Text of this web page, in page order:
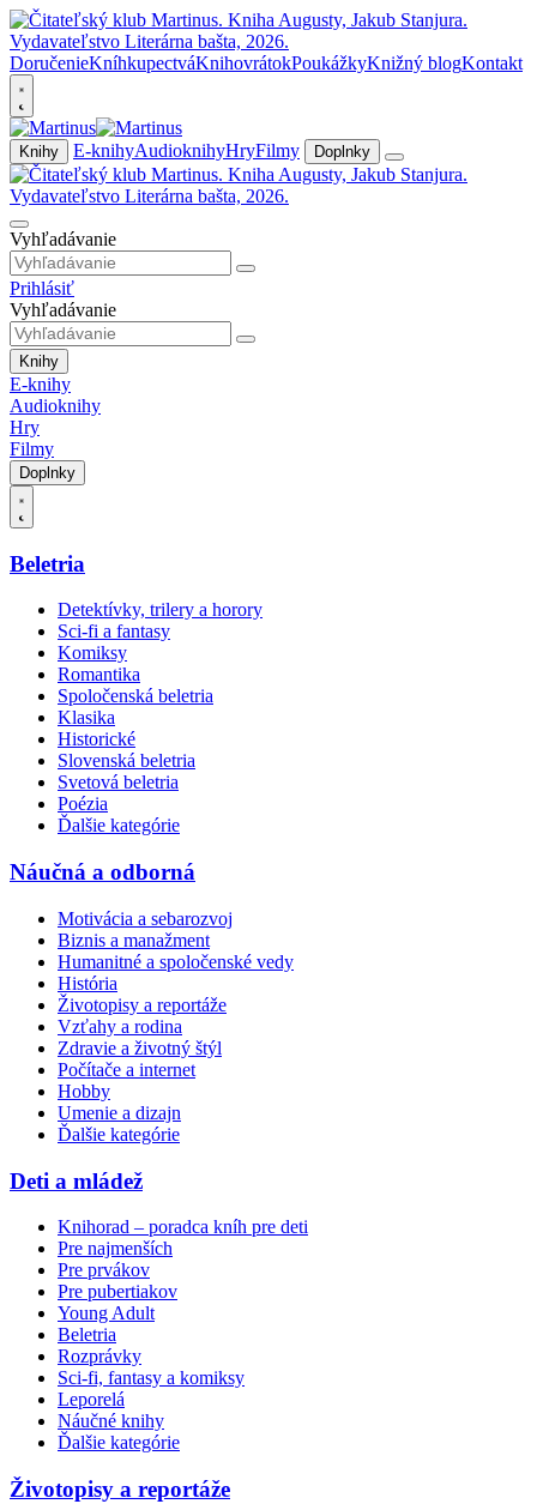
DoručenieKníhkupectváKnihovrátokPoukážkyKnižný blogKontakt
Knihy E-knihyAudioknihyHryFilmy Doplnky
Vyhľadávanie
Prihlásiť
Vyhľadávanie
Knihy
E-knihy
Audioknihy
Hry
Filmy
Doplnky
Beletria
Detektívky, trilery a horory
Sci-fi a fantasy
Komiksy
Romantika
Spoločenská beletria
Klasika
Historické
Slovenská beletria
Svetová beletria
Poézia
Ďalšie kategórie
Náučná a odborná
Motivácia a sebarozvoj
Biznis a manažment
Humanitné a spoločenské vedy
História
Životopisy a reportáže
Vzťahy a rodina
Zdravie a životný štýl
Počítače a internet
Hobby
Umenie a dizajn
Ďalšie kategórie
Deti a mládež
Knihorad – poradca kníh pre deti
Pre najmenších
Pre prvákov
Pre pubertiakov
Young Adult
Beletria
Rozprávky
Sci-fi, fantasy a komiksy
Leporelá
Náučné knihy
Ďalšie kategórie
Životopisy a reportáže